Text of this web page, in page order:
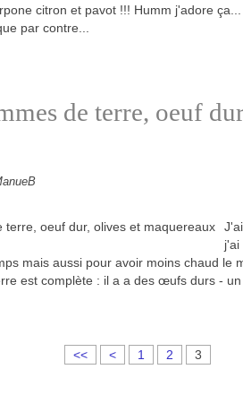
citron et pavot !!! Humm j'adore
par contre...
de terre, oeuf
j'ai
mais aussi pour avoir moins chaud le
est complète : il a a des œufs durs -
<< < 1 2 3